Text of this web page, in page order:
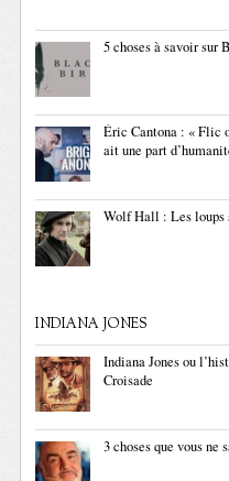
5 choses à savoir
Éric Cantona : « Flic
ait une part
Wolf Hall : Les loups
INDIANA JONES
Indiana Jones ou
Croisade
3 choses que vous ne